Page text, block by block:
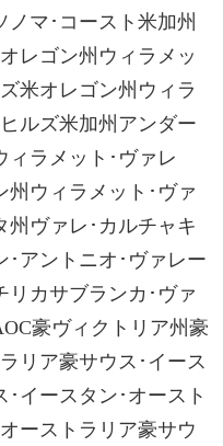
マ･コースト米加州
レゴン州ウィラメッ
米オレゴン州ウィラ
ルズ米加州アンダー
ィラメット･ヴァレ
州ウィラメット･ヴァ
州ヴァレ･カルチャキ
･アントニオ･ヴァレー
リカサブランカ･ヴァ
豪ヴィクトリア州豪
リア豪サウス･イース
イースタン･オースト
ーストラリア豪サウ